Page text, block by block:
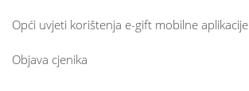
Opći uvjeti korištenja e-gift mobilne aplikacije
Objava cjenika